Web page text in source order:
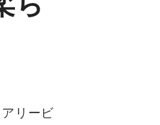
リービ